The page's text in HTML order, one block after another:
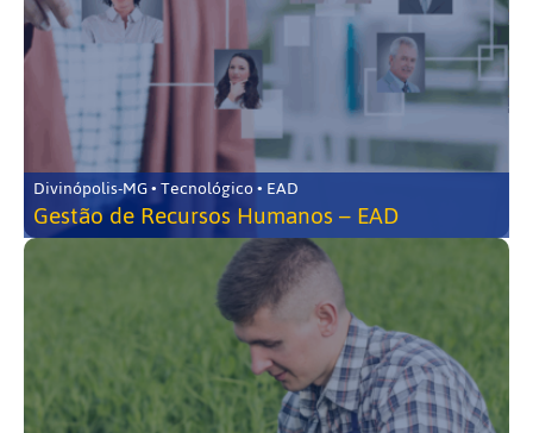
Divinópolis-MG • Tecnológico • EAD
Gestão de Recursos Humanos – EAD